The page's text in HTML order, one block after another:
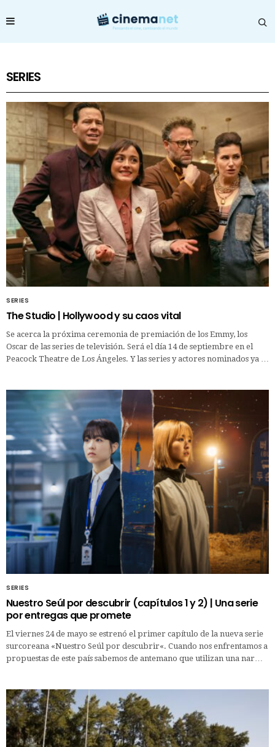
SERIES
SERIES
The Studio | Hollywood y su caos vital
Se acerca la próxima ceremonia de premiación de los Emmy, los
Oscar de las series de televisión. Será el día 14 de septiembre en el
Peacock Theatre de Los Ángeles. Y las series y actores nominados ya …
SERIES
Nuestro Seúl por descubrir (capítulos 1 y 2) | Una serie
por entregas que promete
El viernes 24 de mayo se estrenó el primer capítulo de la nueva serie
surcoreana «Nuestro Seúl por descubrir«. Cuando nos enfrentamos a
propuestas de este país sabemos de antemano que utilizan una nar…